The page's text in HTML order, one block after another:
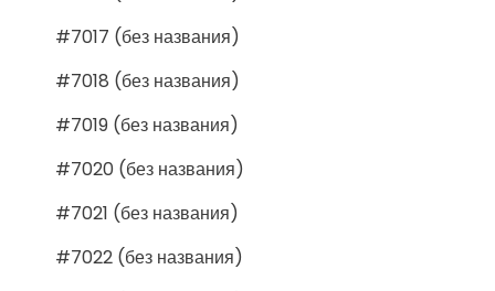
#7017 (без названия)
#7018 (без названия)
#7019 (без названия)
#7020 (без названия)
#7021 (без названия)
#7022 (без названия)